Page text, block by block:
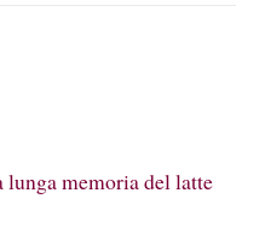
memoria del latte